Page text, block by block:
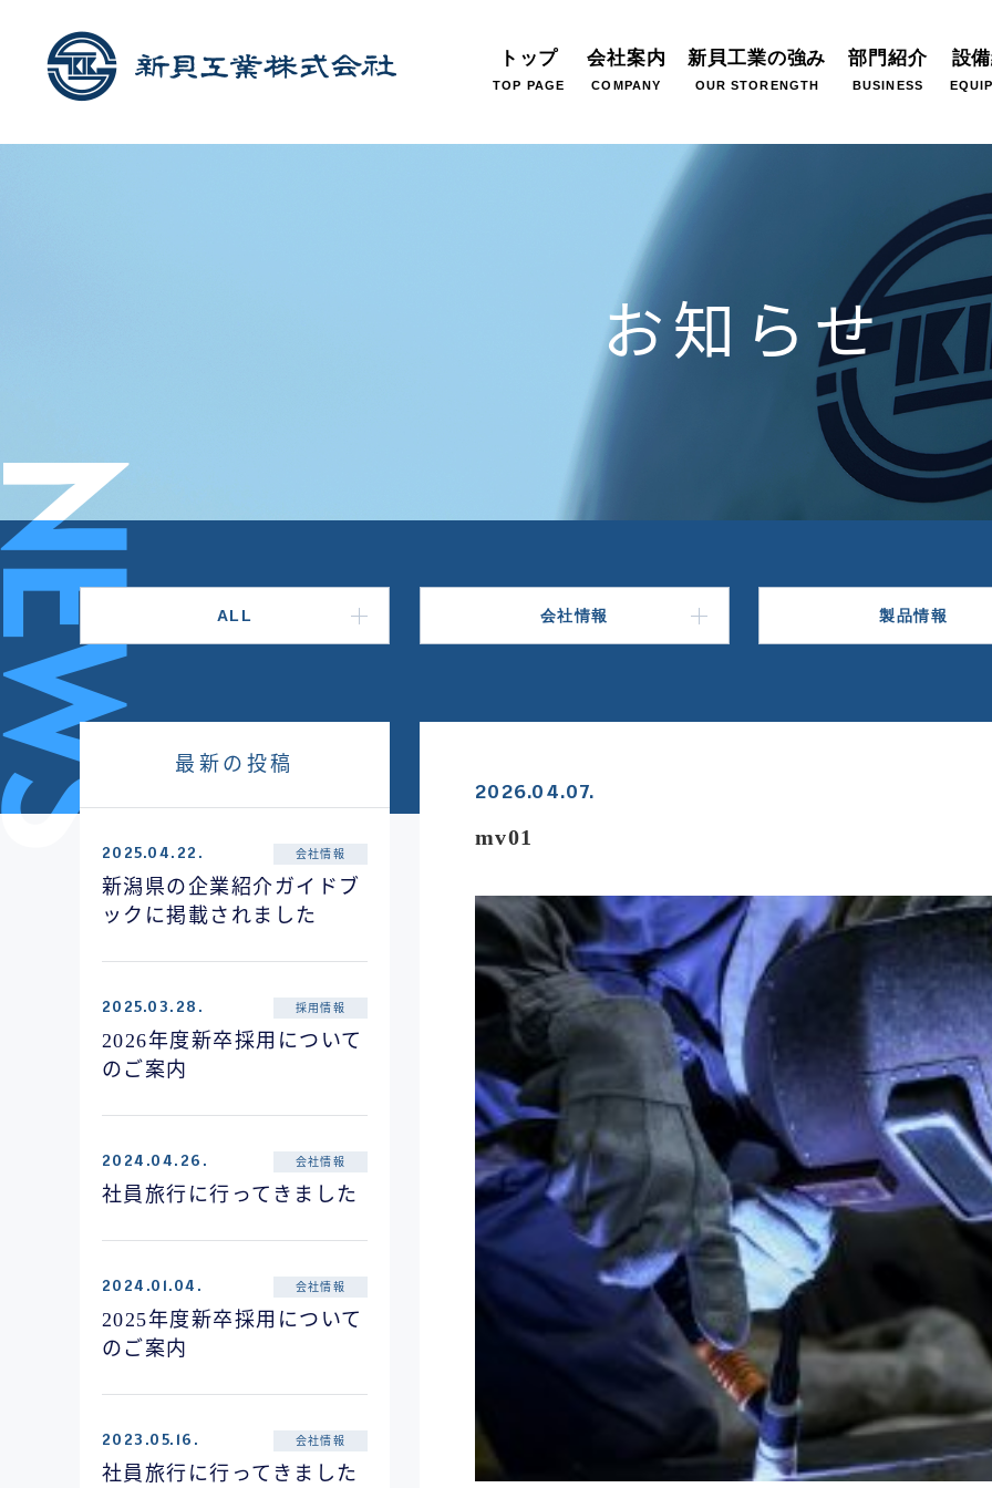
トップ
TOP PAGE
会社案内
COMPANY
新貝工業の強み
OUR STORENGTH
部門紹介
BUSINESS
設
お知らせ
ALL 会社情報 製品情報
2026.04.07.
mv01
最新の投稿
2025.04.22. 会社情報
新潟県の企業紹介ガイドブ
ックに掲載されました
2025.03.28. 採用情報
2026年度新卒採用について
のご案内
2024.04.26. 会社情報
社員旅行に行ってきました
2024.01.04. 会社情報
2025年度新卒採用について
のご案内
2023.05.16. 会社情報
社員旅行に行ってきました